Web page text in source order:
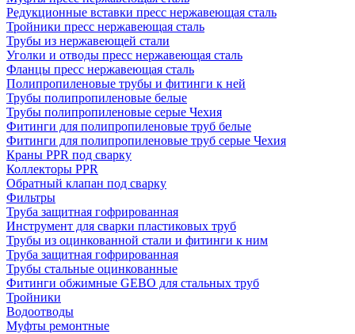
Редукционные вставки пресс нержавеющая сталь
Тройники пресс нержавеющая сталь
Трубы из нержавеющей стали
Уголки и отводы пресс нержавеющая сталь
Фланцы пресс нержавеющая сталь
Полипропиленовые трубы и фитинги к ней
Трубы полипропиленовые белые
Трубы полипропиленовые серые Чехия
Фитинги для полипропиленовые труб белые
Фитинги для полипропиленовые труб серые Чехия
Краны PPR под сварку
Коллекторы PPR
Обратный клапан под сварку
Фильтры
Труба защитная гофрированная
Инструмент для сварки пластиковых труб
Трубы из оцинкованной стали и фитинги к ним
Труба защитная гофрированная
Трубы стальные оцинкованные
Фитинги обжимные GEBO для стальных труб
Тройники
Водоотводы
Муфты ремонтные